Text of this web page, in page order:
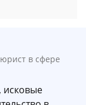
в сфере
исковые